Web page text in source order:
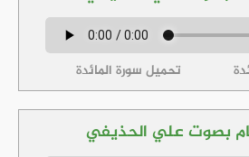
تحميل سورة المائدة
بصوت علي الحذيفي